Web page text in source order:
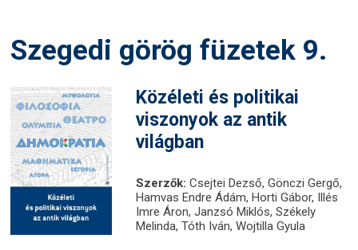
Szegedi görög füzetek 9.
Közéleti és politikai
viszonyok az antik
világban
Szerzők: Csejtei Dezső, Gönczi Gergő,
Hamvas Endre Ádám, Horti Gábor, Illés
Imre Áron, Janzsó Miklós, Székely
Melinda, Tóth Iván, Wojtilla Gyula